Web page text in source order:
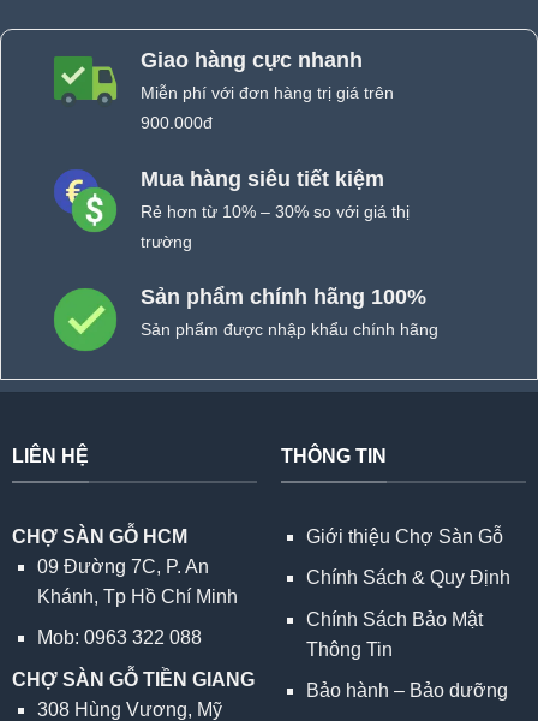
Giao hàng cực nhanh
Miễn phí với đơn hàng trị giá trên
900.000đ
Mua hàng siêu tiết kiệm
Rẻ hơn từ 10% – 30% so với giá thị
trường
Sản phẩm chính hãng 100%
Sản phẩm được nhập khẩu chính hãng
LIÊN HỆ
CHỢ SÀN GỖ HCM
09 Đường 7C, P. An
Khánh, Tp Hồ Chí Minh
Mob: 0963 322 088
CHỢ SÀN GỖ TIỀN GIANG
308 Hùng Vương, Mỹ
THÔNG TIN
Giới thiệu Chợ Sàn Gỗ
Chính Sách & Quy Định
Chính Sách Bảo Mật
Thông Tin
Bảo hành – Bảo dưỡng